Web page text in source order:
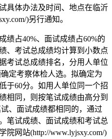
具体办法及时间、地点在临沂
)另行通知。
绩占40%、面试成绩占60%的
、考试总成绩均计算到小数点
考试总成绩排名，分用人单位
定考察体检人选。拟确定为
于60分。如用人单位同一个招
相同，则按笔试成绩由高分到
、面试成绩都相同的，通过
笔试成绩、面试成绩和考试总
院网站(http://www.lyjsxy.com/)